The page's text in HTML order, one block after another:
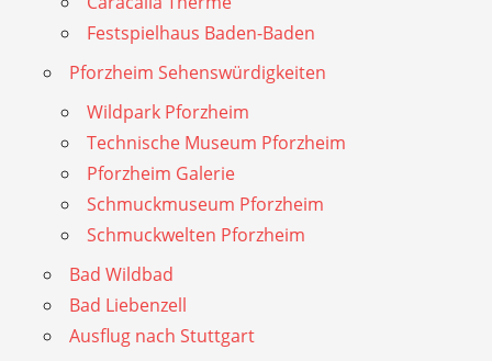
Festspielhaus Baden-Baden
Pforzheim Sehenswürdigkeiten
Wildpark Pforzheim
Technische Museum Pforzheim
Pforzheim Galerie
Schmuckmuseum Pforzheim
Schmuckwelten Pforzheim
Bad Wildbad
Bad Liebenzell
Ausflug nach Stuttgart